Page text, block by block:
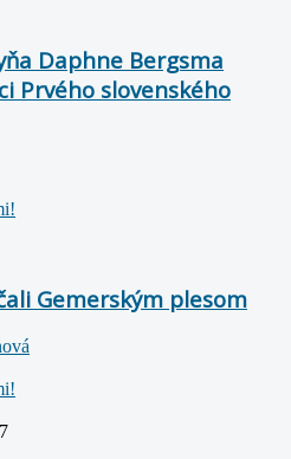
Daphne Bergsma
Prvého slovenského
Gemerským plesom